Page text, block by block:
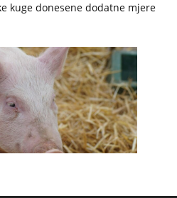
kuge donesene dodatne mjere